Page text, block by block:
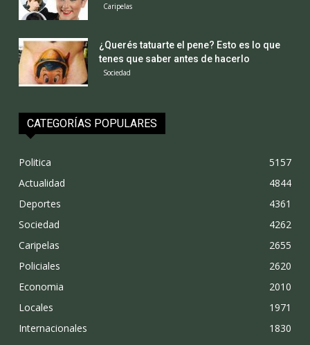
Caripelas
¿Querés tatuarte el pene? Esto es lo que
tenes que saber antes de hacerlo
Sociedad
CATEGORÍAS POPULARES
Politica
5157
Actualidad
4844
Deportes
4361
Sociedad
4262
Caripelas
2655
Policiales
2620
Economia
2010
Locales
1971
Internacionales
1830